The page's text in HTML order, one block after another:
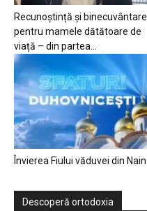
Recunoștință și binecuvântare
pentru mamele dătătoare de
viață – din partea...
Învierea Fiului văduvei din Nain
Descoperă ortodoxia